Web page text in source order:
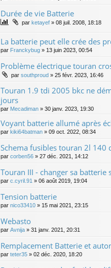
Durée de vie Batterie
par ketayef » 08 juil. 2008, 18:18
La batterie peut elle crée des
par Franckybug » 13 juin 2023, 00:54
Problème électrique touran
par southproud » 25 févr. 2023, 16:46
Touran 1.9 tdi 2005 bkc ne
jours
par Mecadiman » 30 janv. 2023, 19:30
Voyant batterie allumé après
par kiki64batman » 09 oct. 2022, 08:34
Schema fusibles touran 2l 140
par corben56 » 27 déc. 2021, 14:12
Touran III - changer sa batterie
par c.cyril.91 » 06 août 2019, 19:04
Tension batterie
par nico33410 » 15 mai 2021, 23:15
Webasto
par Avnija » 31 janv. 2021, 20:31
Remplacement Batterie et
par teter35 » 02 déc. 2020, 18:20